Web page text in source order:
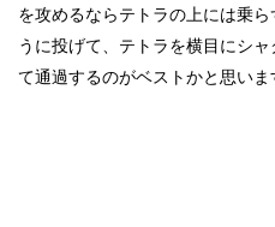
を攻めるならテトラの上には乗
うに投げて、テトラを横目にシ
て通過するのがベストかと思い